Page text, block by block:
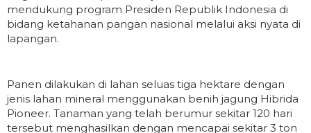
mendukung program Presiden Republik Indonesia di
bidang ketahanan pangan nasional melalui aksi nyata di
lapangan.
Panen dilakukan di lahan seluas tiga hektare dengan
jenis lahan mineral menggunakan benih jagung Hibrida
Pioneer. Tanaman yang telah berumur sekitar 120 hari
tersebut menghasilkan dengan mencapai sekitar 3 ton